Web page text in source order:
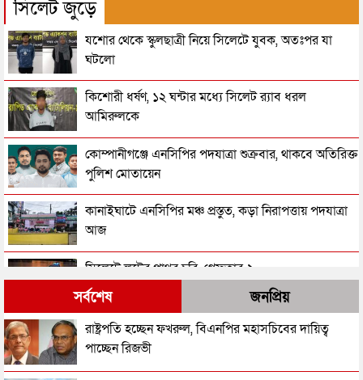
সিলেট জুড়ে
যশোর থেকে স্কুলছাত্রী নিয়ে সিলেটে যুবক, অতঃপর যা
ঘটলো
কিশোরী ধর্ষণ, ১২ ঘন্টার মধ্যে সিলেট র‌্যাব ধরল
আমিরুলকে
কোম্পানীগঞ্জে এনসিপির পদযাত্রা শুক্রবার, থাকবে অতিরিক্ত
পুলিশ মোতায়েন
কানাইঘাটে এনসিপির মঞ্চ প্রস্তুত, কড়া নিরাপত্তায় পদযাত্রা
আজ
সিলেটে লুটের পাথর চুরি, গ্রেফতার ২
জকিগঞ্জে জুলাইযোদ্ধাকে নারীর মারধর, থানায় পাল্টাপাল্টি
অভিযোগ
সর্বশেষ জনপ্রিয়
রাষ্ট্রপতি হচ্ছেন ফখরুল, বিএনপির মহাসচিবের দায়িত্ব
পাচ্ছেন রিজভী